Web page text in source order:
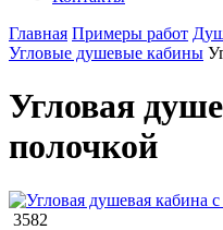
Главная Примеры работ
Угловые душевые кабины
Угловая
полочкой
3582